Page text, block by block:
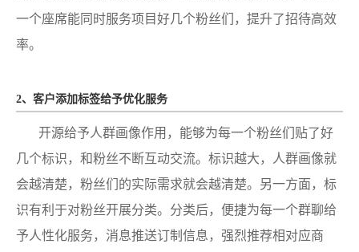
一个座席能同时服务项目好几个粉丝们，提升了招待高效
率。
2、客户添加标签给予优化服务
开源给予人群画像作用，能够为每一个粉丝们贴了好
几个标识，和粉丝不断互动交流。标识越大，人群画像就
会越清楚，粉丝们的实际需求就会越清楚。另一方面，标
识有利于对粉丝开展分类。分类后，便捷为每一个群聊给
予人性化服务，消息推送订制信息，强烈推荐相对应商